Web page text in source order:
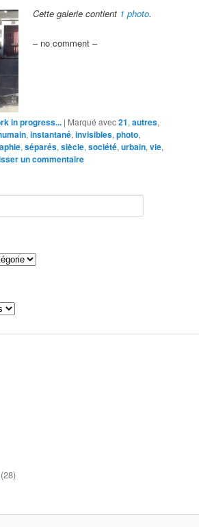
Cette galerie contient 1 photo.
– no comment –
in progress... | Marqué avec21,autres,
,instantané,invisibles,photo,
,séparés,siècle,société,urbain,vie,
un commentaire
(28)